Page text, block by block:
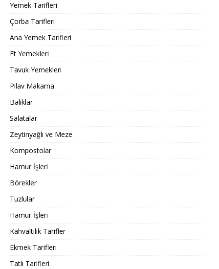
Yemek Tarifleri
Çorba Tarifleri
Ana Yemek Tarifleri
Et Yemekleri
Tavuk Yemekleri
Pilav Makarna
Balıklar
Salatalar
Zeytinyağlı ve Meze
Kompostolar
Hamur İşleri
Börekler
Tuzlular
Hamur İşleri
Kahvaltılık Tarifler
Ekmek Tarifleri
Tatlı Tarifleri